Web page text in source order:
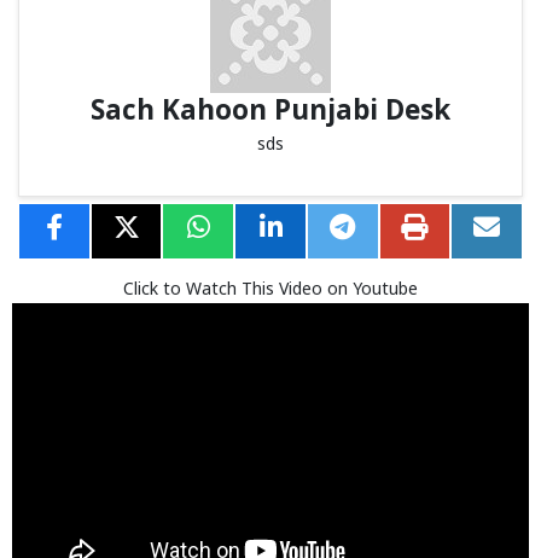
Sach Kahoon Punjabi Desk
sds
Click to Watch This Video on Youtube